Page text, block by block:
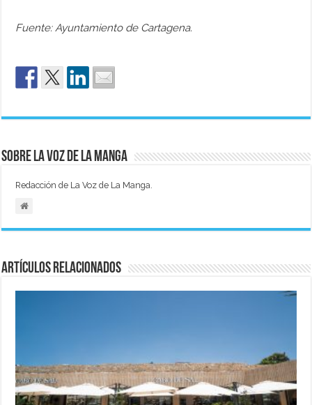
Fuente: Ayuntamiento de Cartagena.
Sobre La Voz de La Manga
Redacción de La Voz de La Manga.
Artículos relacionados